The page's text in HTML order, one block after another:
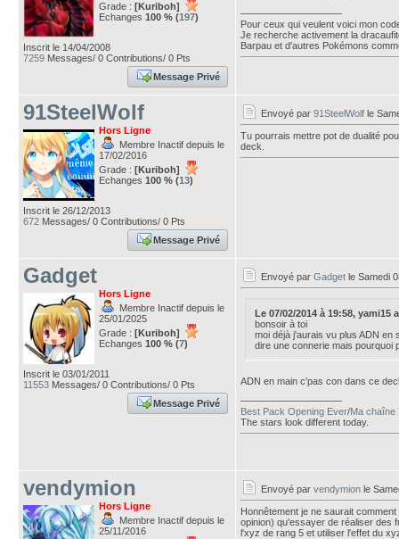
Grade : [Kuriboh]
Echanges 100 % (197)
Inscrit le 14/04/2008
7259 Messages/ 0 Contributions/ 0 Pts
Message Privé
Pour ceux qui veulent voici mon
Je recherche activement la
Barpau et d'autres Pokémons
91SteelWolf
Hors Ligne
Membre Inactif depuis le
17/02/2016
Grade : [Kuriboh]
Echanges 100 % (13)
Inscrit le 26/12/2013
672 Messages/ 0 Contributions/ 0 Pts
Message Privé
Envoyé par 91SteelWolf le
Tu pourrais mettre pot de dualité
deck.
Gadget
Hors Ligne
Membre Inactif depuis le
25/01/2025
Grade : [Kuriboh]
Echanges 100 % (7)
Inscrit le 03/01/2011
11553 Messages/ 0 Contributions/ 0 Pts
Message Privé
Envoyé par Gadget le Samedi
Le 07/02/2014 à 19:58, yami15
bonsoir à toi
moi déjà j'aurais vu plus ADN
dire une connerie mais
ADN en main c'pas con dans ce
Best Pack Opening Ever/Ma chaîne
The stars look different today.
vendymion
Hors Ligne
Membre Inactif depuis le
25/11/2016
Envoyé par vendymion le
Honnêtement je ne saurait
opinion) qu'essayer de réaliser des
l'xyz de rang 5 et utiliser l'effet du